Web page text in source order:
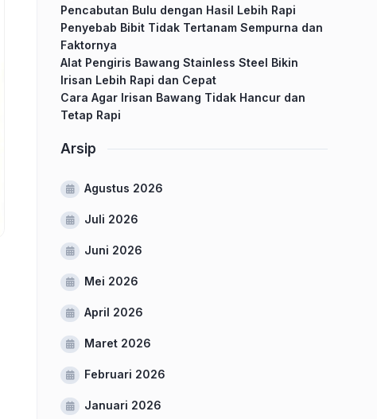
Pencabutan Bulu dengan Hasil Lebih Rapi
Penyebab Bibit Tidak Tertanam Sempurna dan
Faktornya
Alat Pengiris Bawang Stainless Steel Bikin
Irisan Lebih Rapi dan Cepat
Cara Agar Irisan Bawang Tidak Hancur dan
Tetap Rapi
Arsip
Agustus 2026
Juli 2026
Juni 2026
Mei 2026
April 2026
Maret 2026
Februari 2026
Januari 2026